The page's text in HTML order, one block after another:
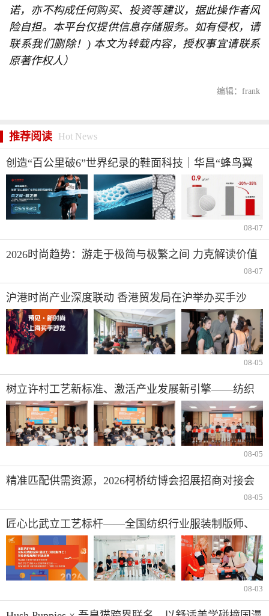
诺，亦不构成任何购买、投资等建议，据此操作者风
险自担。本平台仅提供信息存储服务。如有侵权，请
联系我们删除！) 本文为转载内容，授权事宜请联系
原著作权人）
编辑：frank
推荐阅读 Hot News
创造“百公里破6”世界纪录的鞋面科技｜华昌“蜂鸟翼
网纱”定义极致轻量
08-07
2026时尚趋势：游走于极简与极繁之间 力克解读价值
08-07
沪港时尚产业深度联动 香港贸发局在沪举办买手沙
龙，推动业界交流
08-05
树立许村工艺新标准、激活产业发展新引擎——纺织
行业服装制版师/缝纫工（服装制作工）职业技能竞赛
许村选拔赛圆满收官！
08-05
精准匹配供需资源，2026柯桥纺博会招展招商对接会
08-05
匠心比武立工艺标杆——全国纺织行业服装制版师、
缝纫工技能竞赛许村选拔赛开赛
08-03